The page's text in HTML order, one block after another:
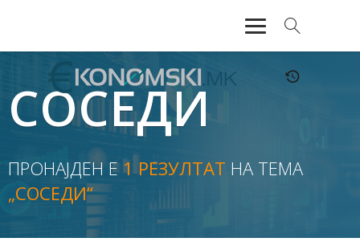
АКТУЕЛНО
ЕКОНОМИЈА
ФИНАНСИИ
БАНКАРСТВО
ЖИВОТ
СОСЕДИ
ПРОНАЈДЕН Е1 РЕЗУЛТАТ НА ТЕМА
„СОСЕДИ“